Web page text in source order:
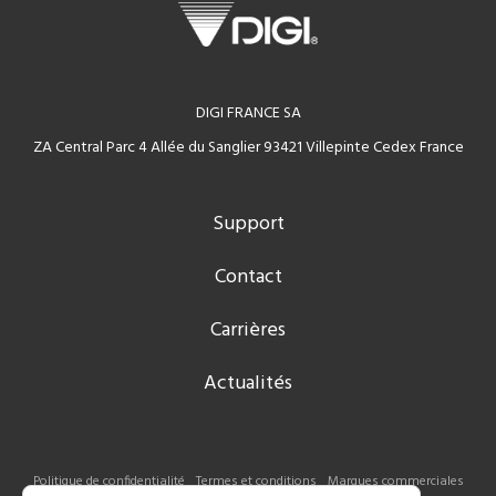
DIGI FRANCE SA
ZA Central Parc 4 Allée du Sanglier 93421 Villepinte Cedex France
Support
Contact
Carrières
Actualités
Politique de confidentialité Termes et conditions Marques commerciales